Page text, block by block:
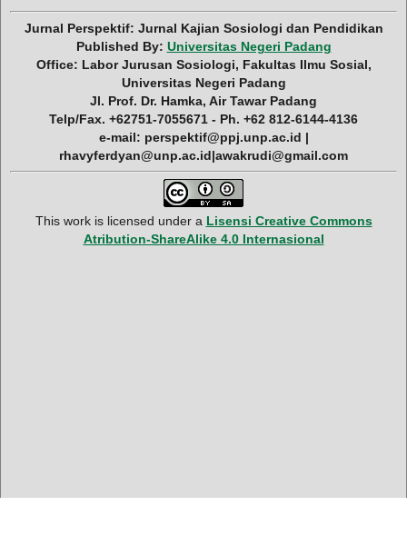
Jurnal Perspektif: Jurnal Kajian Sosiologi dan Pendidikan
Published By: Universitas Negeri Padang
Office: Labor Jurusan Sosiologi, Fakultas Ilmu Sosial,
Universitas Negeri Padang
Jl. Prof. Dr. Hamka, Air Tawar Padang
Telp/Fax. +62751-7055671 - Ph. +62 812-6144-4136
e-mail: perspektif@ppj.unp.ac.id |
rhavyferdyan@unp.ac.id|awakrudi@gmail.com
This work is licensed under a Lisensi Creative Commons
Atribution-ShareAlike 4.0 Internasional